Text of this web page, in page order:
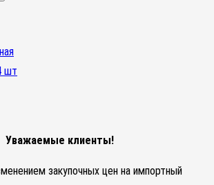
шт
Уважаемые клиенты!
закупочных цен на импортный